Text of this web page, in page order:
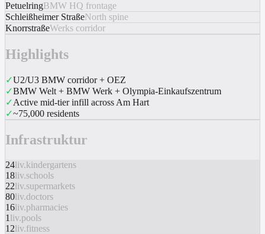
PetuelringBMW HQ frontage
Schleißheimer StraßeNorth spine
KnorrstraßeWerks corridor
Highlights
✓U2/U3 BMW corridor + OEZ
✓BMW Welt + BMW Werk + Olympia-Einkaufszentrum
✓Active mid-tier infill across Am Hart
✓~75,000 residents
Infrastruktur
24liv.kindergartens
18liv.schools
22liv.supermarkets
80liv.doctors
16liv.pharmacies
1 liv.pools
12liv.fitness